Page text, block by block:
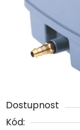
Dostupnost
Kód: